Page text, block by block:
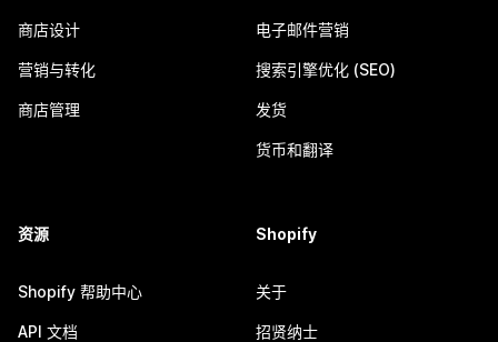
商店设计
营销与转化
商店管理
电子邮件营销
搜索引擎优化 (SEO)
发货
货币和翻译
资源
Shopify 帮助中心
API 文档
Shopify
关于
招贤纳士